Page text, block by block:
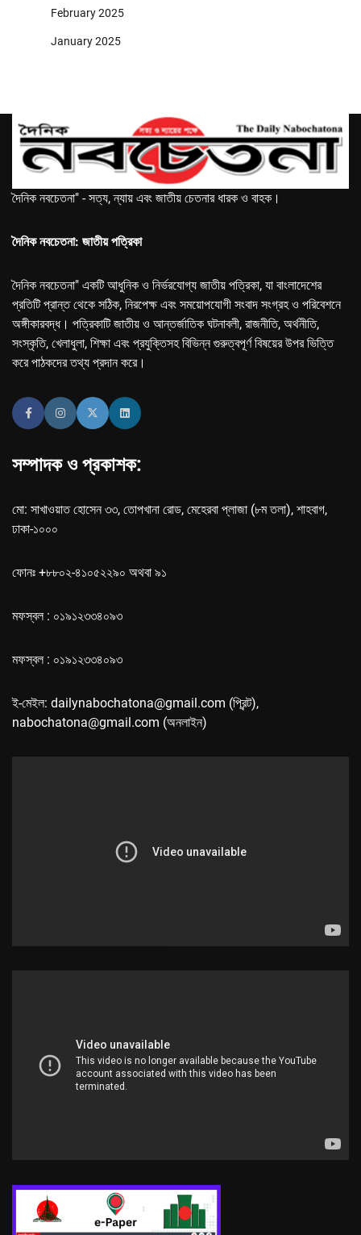
February 2025
January 2025
দৈনিক নবচেতনা" - সত্য, ন্যায় এবং জাতীয় চেতনার ধারক ও বাহক।
দৈনিক নবচেতনা: জাতীয় পত্রিকা
দৈনিক নবচেতনা" একটি আধুনিক ও নির্ভরযোগ্য জাতীয় পত্রিকা, যা বাংলাদেশের
প্রতিটি প্রান্ত থেকে সঠিক, নিরপেক্ষ এবং সময়োপযোগী সংবাদ সংগ্রহ ও পরিবেশনে
অঙ্গীকারবদ্ধ। পত্রিকাটি জাতীয় ও আন্তর্জাতিক ঘটনাবলী, রাজনীতি, অর্থনীতি,
সংস্কৃতি, খেলাধুলা, শিক্ষা এবং প্রযুক্তিসহ বিভিন্ন গুরুত্বপূর্ণ বিষয়ের উপর ভিত্তি
করে পাঠকদের তথ্য প্রদান করে।
সম্পাদক ও প্রকাশক:
মো: সাখাওয়াত হোসেন ৩৩, তোপখানা রোড, মেহেরবা প্লাজা (৮ম তলা), শাহবাগ,
ঢাকা-১০০০
ফোনঃ +৮৮০২-৪১০৫২২৯০ অথবা ৯১
মফস্বল : ০১৯১২৩৩৪০৯৩
মফস্বল : ০১৯১২৩৩৪০৯৩
ই-মেইল: dailynabochatona@gmail.com (প্রিন্ট),
nabochatona@gmail.com (অনলাইন)